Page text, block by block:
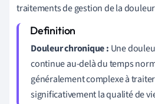
traitements de gestion de la
Douleur chronique : Une
continue au-delà du temps
généralement complexe à
significativement la qualité de